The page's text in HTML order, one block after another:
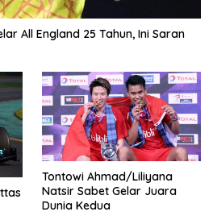
All England 25 Tahun, Ini Saran
Tontowi Ahmad/Liliyana
Natsir Sabet Gelar Juara
Dunia Kedua